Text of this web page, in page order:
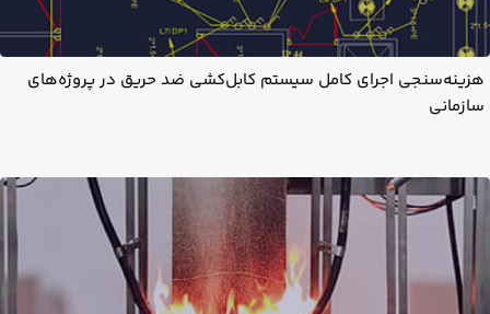
هزینه‌سنجی اجرای کامل سیستم کابل‌کشی ضد حریق در پروژه‌های
سازمانی